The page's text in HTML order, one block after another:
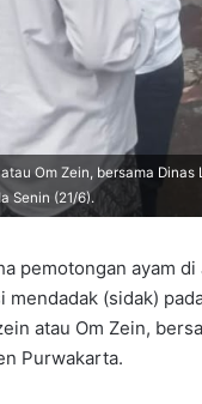
Om Zein, bersama
Senin (21/6).
pemotongan ayam
(sidak)
atau Om Zein,
Purwakarta.